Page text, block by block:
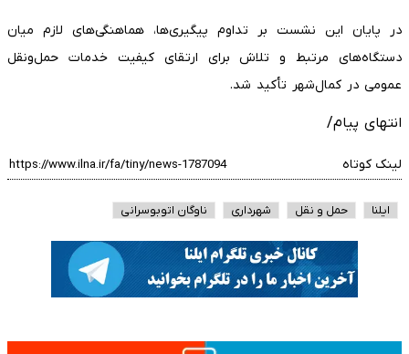
در پایان این نشست بر تداوم پیگیری‌ها، هماهنگی‌های لازم میان
دستگاه‌های مرتبط و تلاش برای ارتقای کیفیت خدمات حمل‌ونقل
عمومی در کمال‌شهر تأکید شد.
انتهای پیام/
لینک کوتاه
ایلنا حمل و نقل شهرداری ناوگان اتوبوسرانی